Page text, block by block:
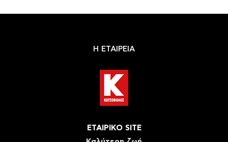
Η ΕΤΑΙΡΕΙΑ
ΕΤΑΙΡΙΚΟ SITE